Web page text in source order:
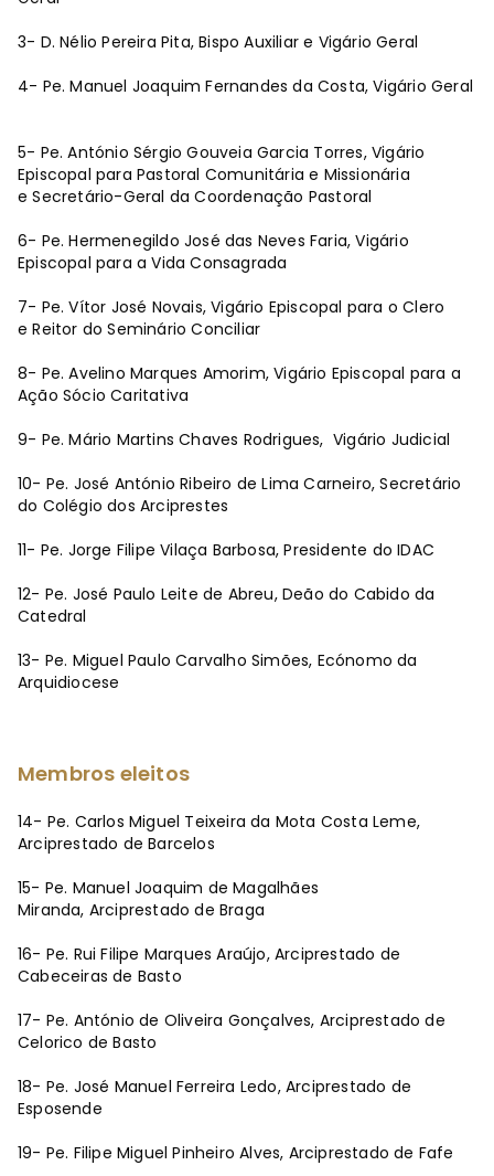
3- D. Nélio Pereira Pita, Bispo Auxiliar e Vigário Geral
4- Pe. Manuel Joaquim Fernandes da Costa, Vigário Geral
5- Pe. António Sérgio Gouveia Garcia Torres, Vigário
Episcopal para Pastoral Comunitária e Missionária
e Secretário-Geral da Coordenação Pastoral
6- Pe. Hermenegildo José das Neves Faria, Vigário
Episcopal para a Vida Consagrada
7- Pe. Vítor José Novais, Vigário Episcopal para o Clero
e Reitor do Seminário Conciliar
8- Pe. Avelino Marques Amorim, Vigário Episcopal para a
Ação Sócio Caritativa
9- Pe. Mário Martins Chaves Rodrigues, Vigário Judicial
10- Pe. José António Ribeiro de Lima Carneiro, Secretário
do Colégio dos Arciprestes
11- Pe. Jorge Filipe Vilaça Barbosa, Presidente do IDAC
12- Pe. José Paulo Leite de Abreu, Deão do Cabido da
Catedral
13- Pe. Miguel Paulo Carvalho Simões, Ecónomo da
Arquidiocese
Membros eleitos
14- Pe. Carlos Miguel Teixeira da Mota Costa Leme,
Arciprestado de Barcelos
15- Pe. Manuel Joaquim de Magalhães
Miranda, Arciprestado de Braga
16- Pe. Rui Filipe Marques Araújo, Arciprestado de
Cabeceiras de Basto
17- Pe. António de Oliveira Gonçalves, Arciprestado de
Celorico de Basto
18- Pe. José Manuel Ferreira Ledo, Arciprestado de
Esposende
19- Pe. Filipe Miguel Pinheiro Alves, Arciprestado de Fafe